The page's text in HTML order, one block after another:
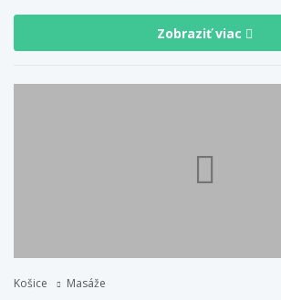
Zobraziť viac
Košice Masáže